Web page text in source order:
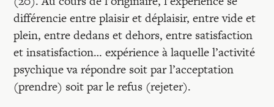
différencie entre plaisir et déplaisir, entre vide et
plein, entre dedans et dehors, entre satisfaction
et insatisfaction… expérience à laquelle l’activité
psychique va répondre soit par l’acceptation
(prendre) soit par le refus (rejeter).